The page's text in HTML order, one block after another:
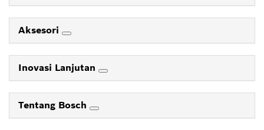
Aksesori
Inovasi Lanjutan
Tentang Bosch